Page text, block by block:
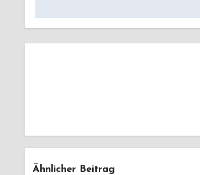
Ähnlicher Beitrag